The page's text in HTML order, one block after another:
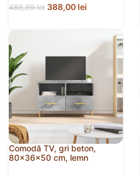
489,99lei 388,00 lei
Comodă TV, gri beton,
80x36x50 cm, lemn